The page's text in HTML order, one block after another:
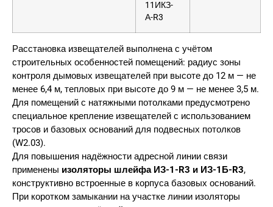
11ИКЗ-
А-R3
Расстановка извещателей выполнена с учётом
строительных особенностей помещений: радиус зоны
контроля дымовых извещателей при высоте до 12 м — не
менее 6,4 м, тепловых при высоте до 9 м — не менее 3,5 м.
Для помещений с натяжными потолками предусмотрено
специальное крепление извещателей с использованием
тросов и базовых оснований для подвесных потолков
(W2.03).
Для повышения надёжности адресной линии связи
применены изоляторы шлейфа ИЗ-1-R3 и ИЗ-1Б-R3,
конструктивно встроенные в корпуса базовых оснований.
При коротком замыкании на участке линии изоляторы